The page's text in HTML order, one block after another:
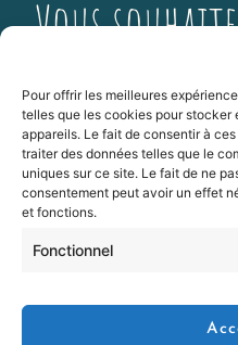
Pour offrir les meilleures
telles que les cookies pour
appareils. Le fait de consentir à
traiter des données telles que le
uniques sur ce site. Le fait de ne
consentement peut avoir un effet
et fonctions.
Fonctionnel
Vous
rendez-vous
Aucun massage n’est à
de 2 ans et 3 ans
thérapeutique, en cas de